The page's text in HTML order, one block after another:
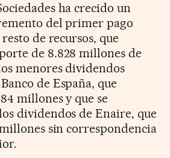
ha crecido un
del primer pago
de recursos, que
de 8.828 millones de
menores dividendos
de España, que
millones y que se
dividendos de Enaire, que
sin correspondencia